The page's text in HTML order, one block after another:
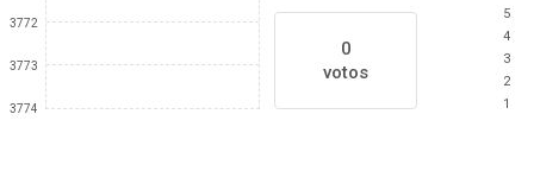
3772
3773
3774
0
votos
5
4
3
2
1